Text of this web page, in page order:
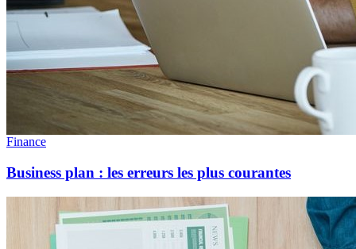
Finance
Business plan : les erreurs les plus courantes